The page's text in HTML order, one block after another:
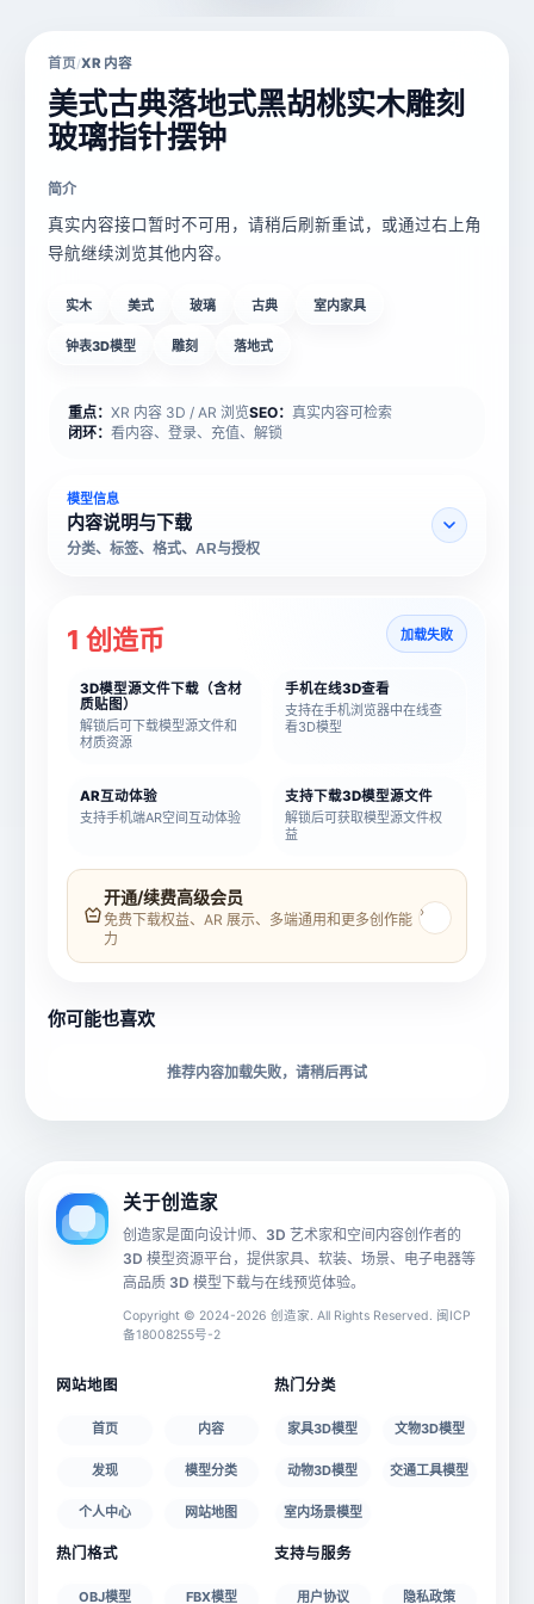
首页/XR 内容
美式古典落地式黑胡桃实木雕刻
玻璃指针摆钟
简介
真实内容接口暂时不可用，请稍后刷新重试，或通过右上角
导航继续浏览其他内容。
实木 美式 玻璃 古典 室内家具
钟表3D模型 雕刻 落地式
重点： XR 内容 3D / AR 浏览SEO： 真实内容可检索
闭环： 看内容、登录、充值、解锁
模型信息
内容说明与下载
分类、标签、格式、AR与授权
模型名称
材质贴图
文件大小
1 创造币 加载失败
3D模型源文件下载（含材
质贴图）
解锁后可下载模型源文件和
材质资源
手机在线3D查看
支持在手机浏览器中在线查
看3D模型
AR互动体验
支持手机端AR空间互动体验
支持下载3D模型源文件
解锁后可获取模型源文件权
益
开通/续费高级会员
免费下载权益、AR 展示、多端通用和更多创作能
力
›
你可能也喜欢
推荐内容加载失败，请稍后再试
关于创造家
创造家是面向设计师、3D 艺术家和空间内容创作者的
3D 模型资源平台，提供家具、软装、场景、电子电器等
高品质 3D 模型下载与在线预览体验。
Copyright © 2024-2026 创造家. All Rights Reserved. 闽ICP
备18008255号-2
网站地图
首页 内容
发现 模型分类
个人中心 网站地图
热门分类
家具3D模型 文物3D模型
动物3D模型 交通工具模型
室内场景模型
热门格式
OBJ模型 FBX模型
支持与服务
用户协议 隐私政策